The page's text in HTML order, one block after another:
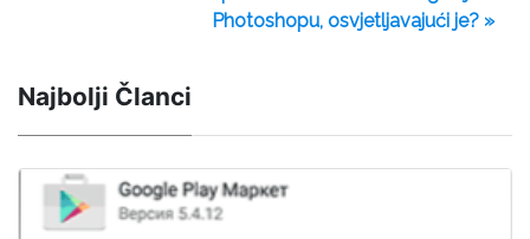
Photoshopu, osvjetljavajući je? »
Najbolji Članci